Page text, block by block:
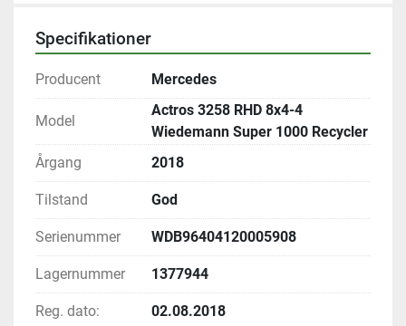
Specifikationer
Producent Mercedes
Model
Actros 3258 RHD 8x4-4
Wiedemann Super 1000 Recycler
Årgang
2018
Tilstand God
Serienummer WDB96404120005908
Lagernummer 1377944
Reg. dato: 02.08.2018